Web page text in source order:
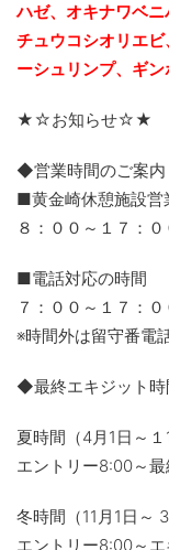
ハゼ、オキナワベニ
チュウコシオリエビ
ーシュリンプ、ギン
★☆お知らせ☆★
◆営業時間のご案内
■黄金崎休憩施設営
８：００～１７：０
■電話対応の時間
７：００～１７：０
※時間外は留守番電
◆最終エキジット時
夏時間（4月1日～１
エントリー8:00～
冬時間（11月1日～ 3
エントリー8:00～